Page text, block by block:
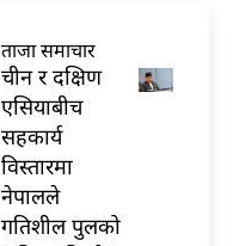
ताजा समाचार
चीन र दक्षिण
एसियाबीच
सहकार्य
विस्तारमा
नेपालले
गतिशील पुलको